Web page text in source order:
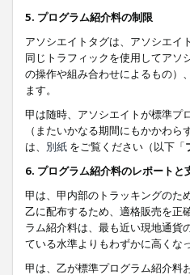
5. プログラム紹介料の制限
アソシエイトタグは、アソシエイ
同じトラフィックを使用してアソ
の操作や組み合わせによるもの）
ます。
甲は随時、アソシエイトが標準プ
（またいかなる期間にもかかわ
は、 別紙 をご覧ください（以下「
6. プログラム紹介料のレポートと
甲は、甲内部のトラッキングのた
乙に配布するため、適格販売を正
ラム紹介料は、最も近い現地通貨
ている水準よりもわずかに高くな
甲は、乙が標準プログラム紹介料